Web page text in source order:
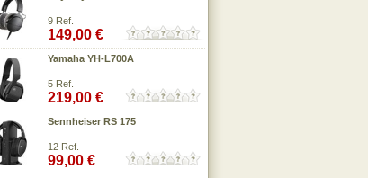
9 Ref.
149,00 €
Yamaha YH-L700A
5 Ref.
219,00 €
Sennheiser RS 175
12 Ref.
99,00 €